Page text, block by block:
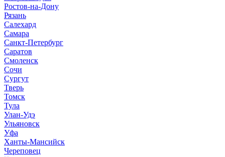
Ростов-на-Дону
Рязань
Салехард
Самара
Санкт-Петербург
Саратов
Смоленск
Сочи
Сургут
Тверь
Томск
Тула
Улан-Удэ
Ульяновск
Уфа
Ханты-Мансийск
Череповец